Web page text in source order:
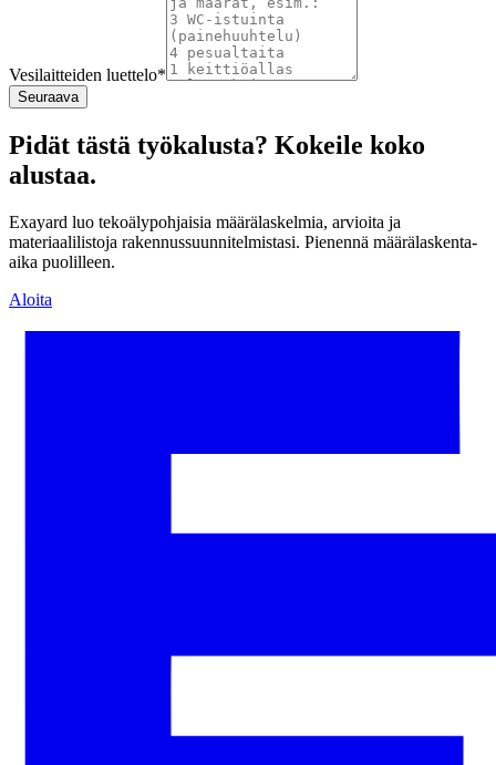
Vesilaitteiden luettelo*
Seuraava
Pidät tästä työkalusta? Kokeile koko
alustaa.
Exayard luo tekoälypohjaisia määrälaskelmia, arvioita ja
materiaalilistoja rakennussuunnitelmistasi. Pienennä määrälaskenta-
aika puolilleen.
Aloita